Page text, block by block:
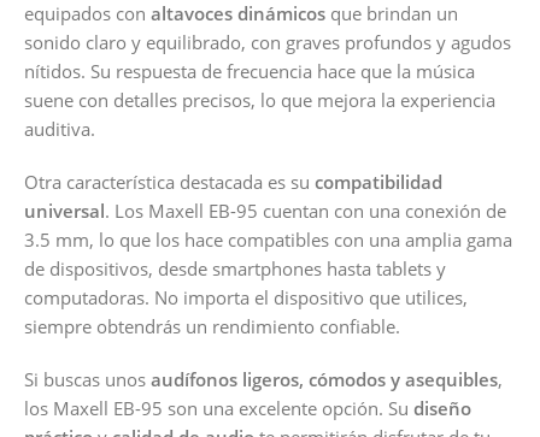
equipados con altavoces dinámicos que brindan un
sonido claro y equilibrado, con graves profundos y agudos
nítidos. Su respuesta de frecuencia hace que la música
suene con detalles precisos, lo que mejora la experiencia
auditiva.
Otra característica destacada es su compatibilidad
universal. Los Maxell EB-95 cuentan con una conexión de
3.5 mm, lo que los hace compatibles con una amplia gama
de dispositivos, desde smartphones hasta tablets y
computadoras. No importa el dispositivo que utilices,
siempre obtendrás un rendimiento confiable.
Si buscas unos audífonos ligeros, cómodos y asequibles,
los Maxell EB-95 son una excelente opción. Su diseño